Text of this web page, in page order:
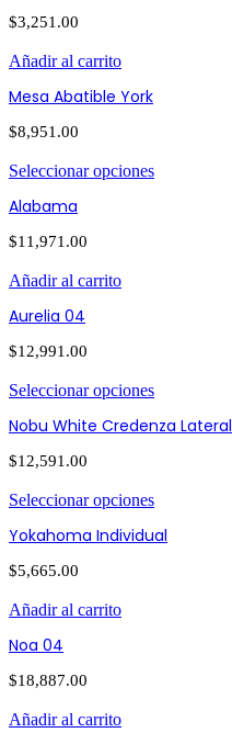
$3,251.00
Añadir al carrito
Mesa Abatible York
$8,951.00
Seleccionar opciones
Alabama
$11,971.00
Añadir al carrito
Aurelia 04
$12,991.00
Seleccionar opciones
Nobu White Credenza Lateral
$12,591.00
Seleccionar opciones
Yokahoma Individual
$5,665.00
Añadir al carrito
Noa 04
$18,887.00
Añadir al carrito